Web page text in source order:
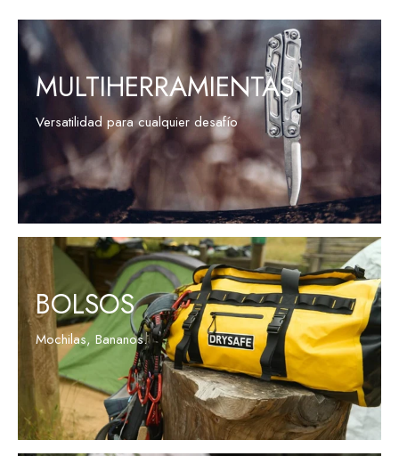
MULTIHERRAMIENTAS
Versatilidad para cualquier desafío
VER PRODUCTOS
BOLSOS
Mochilas, Bananos.
VER PRODUCTOS